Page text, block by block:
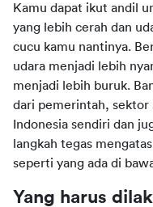
Kamu dapat ikut andil
yang lebih cerah dan
cucu kamu nantinya.
udara menjadi lebih
menjadi lebih buruk.
dari pemerintah, sektor
Indonesia sendiri dan
langkah tegas
seperti yang ada di
Yang harus